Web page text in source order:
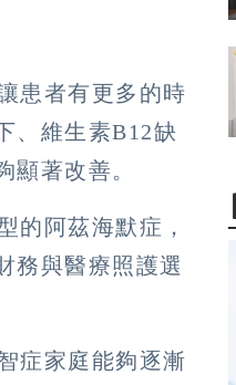
患者有更多的時
、維生素B12缺
著改善。
的阿茲海默症，
務與醫療照護選
症家庭能夠逐漸